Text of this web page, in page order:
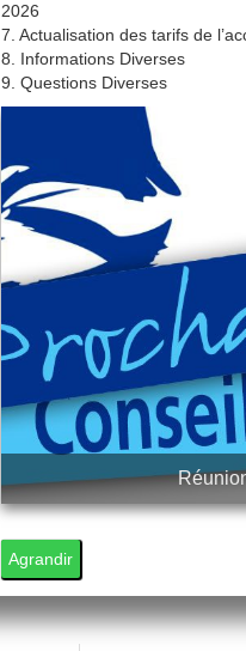
2026
7. Actualisation des tarifs de
8. Informations Diverses
9. Questions Diverses
Agrandir